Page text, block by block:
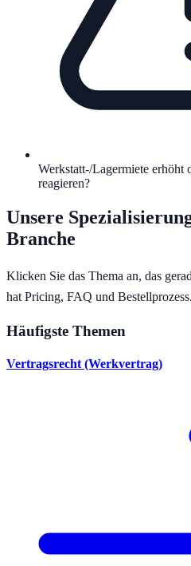
Werkstatt-/Lagermiete
reagieren?
Unsere
Branche
Klicken Sie das Thema an, das
hat Pricing, FAQ und Bestellprozess.
Häufigste Themen
Vertragsrecht (Werkvertrag)